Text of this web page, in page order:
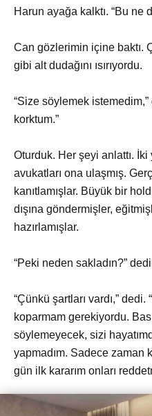
Harun ayağa kalktı. “Bu ne
Can gözlerimin içine baktı.
gibi alt dudağını ısırıyordu.
“Size söylemek
korktum.”
Oturduk. Her şeyi anlattı.
avukatları ona ulaşmış.
kanıtlamışlar. Büyük bir
dışına göndermişler,
hazırlamışlar.
“Peki neden sakladın?”
“Çünkü şartları vardı,” dedi.
koparmam gerekiyordu.
söylemeyecek, sizi
yapmadım. Sadece zaman
gün ilk kararım onları